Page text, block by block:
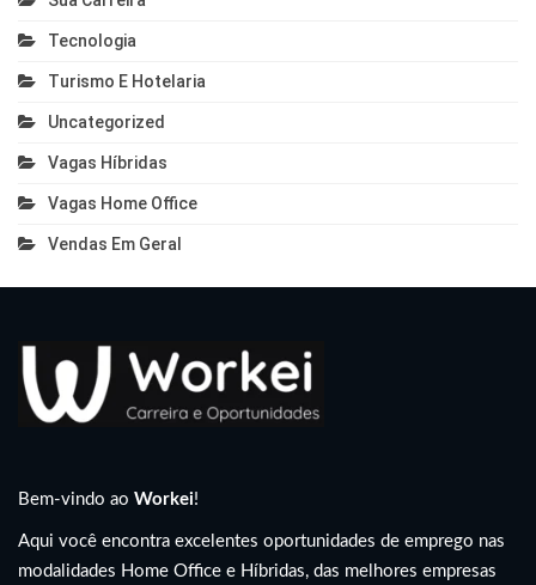
Tecnologia
Turismo E Hotelaria
Uncategorized
Vagas Híbridas
Vagas Home Office
Vendas Em Geral
Bem-vindo ao Workei!
Aqui você encontra excelentes oportunidades de emprego nas
modalidades Home Office e Híbridas, das melhores empresas